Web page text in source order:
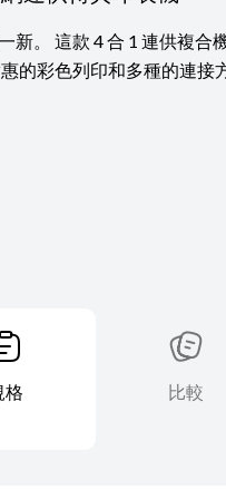
新。 這款 4 合 1 連供複合
的彩色列印和多種的連接
格 比較